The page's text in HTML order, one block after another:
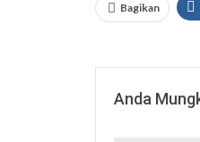
Bagikan
Anda